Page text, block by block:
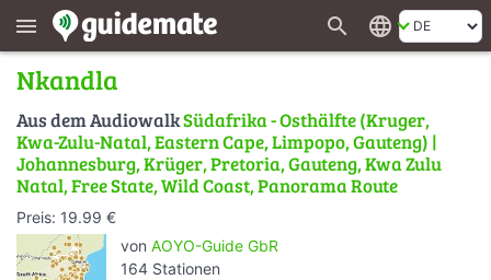
menu search language
Nkandla
Aus dem AudiowalkSüdafrika - Osthälfte (Kruger,
Kwa-Zulu-Natal, Eastern Cape, Limpopo, Gauteng) |
Johannesburg, Krüger, Pretoria, Gauteng, Kwa Zulu
Natal, Free State, Wild Coast, Panorama Route
Preis: 19.99 €
von AOYO-Guide GbR
164 Stationen